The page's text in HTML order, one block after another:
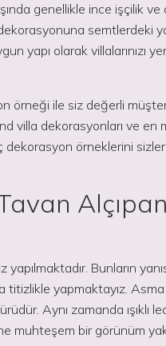
genellikle ince işçilik ve
semtlerdeki
yapı olarak villalarınızı
örneği ile siz değerli
villa dekorasyonları ve en
dekorasyon örneklerini
Alçıpan
yapılmaktadır. Bunların
titizlikle yapmaktayız.
Aynı zamanda ışıklı
muhteşem bir görünüm